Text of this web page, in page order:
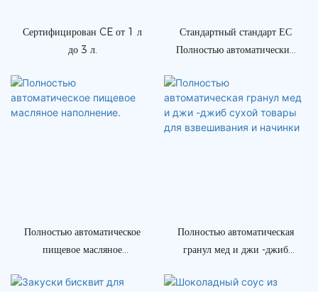
Сертифицирован CE от 1 л
до 3 л.
Стандартный стандарт ЕС
Полностью автоматический
зачистке и упаковочной
машине - машина для
наполнения воды и
Полностью автоматическое
пищевое масляное
Полностью автоматическая
гранул мед и джи -джиб
взвешивания и начинки